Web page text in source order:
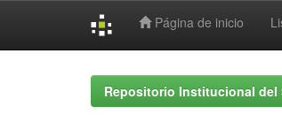
Página de inicio
Repositorio Institucional del